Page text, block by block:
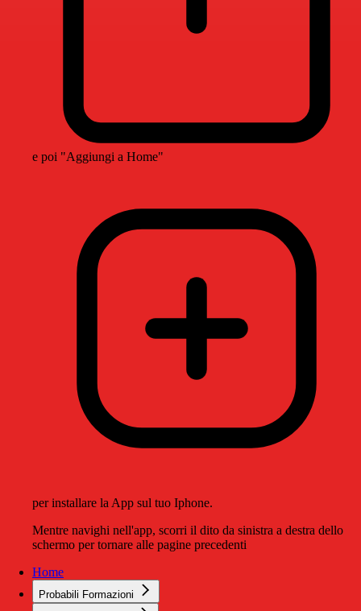
e poi "Aggiungi a Home"
per installare la App sul tuo Iphone.
Mentre navighi nell'app, scorri il dito da sinistra a destra dello
schermo per tornare alle pagine precedenti
Home
Probabili Formazioni